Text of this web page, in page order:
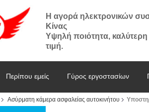
Η αγορά ηλεκτρονικών
Κίνας
Υψηλή ποιότητα,
τιμή.
Περίπου εμείς Γύρος εργοστασίων
Ασύρματη κάμερα ασφαλείας αυτοκινήτου